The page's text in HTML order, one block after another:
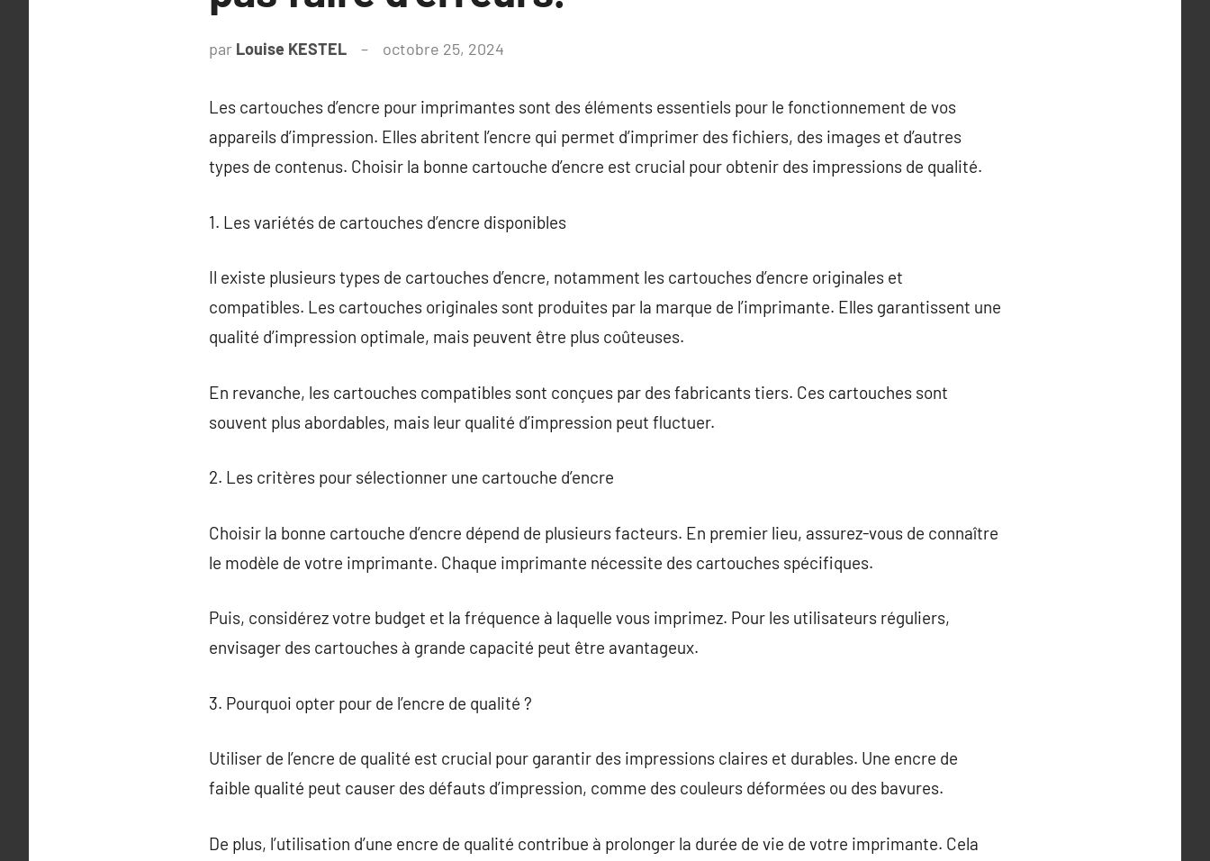
par Louise KESTEL octobre 25, 2024
Les cartouches d’encre pour imprimantes sont des éléments essentiels pour le fonctionnement de vos
appareils d’impression. Elles abritent l’encre qui permet d’imprimer des fichiers, des images et d’autres
types de contenus. Choisir la bonne cartouche d’encre est crucial pour obtenir des impressions de qualité.
1. Les variétés de cartouches d’encre disponibles
Il existe plusieurs types de cartouches d’encre, notamment les cartouches d’encre originales et
compatibles. Les cartouches originales sont produites par la marque de l’imprimante. Elles garantissent une
qualité d’impression optimale, mais peuvent être plus coûteuses.
En revanche, les cartouches compatibles sont conçues par des fabricants tiers. Ces cartouches sont
souvent plus abordables, mais leur qualité d’impression peut fluctuer.
2. Les critères pour sélectionner une cartouche d’encre
Choisir la bonne cartouche d’encre dépend de plusieurs facteurs. En premier lieu, assurez-vous de connaître
le modèle de votre imprimante. Chaque imprimante nécessite des cartouches spécifiques.
Puis, considérez votre budget et la fréquence à laquelle vous imprimez. Pour les utilisateurs réguliers,
envisager des cartouches à grande capacité peut être avantageux.
3. Pourquoi opter pour de l’encre de qualité ?
Utiliser de l’encre de qualité est crucial pour garantir des impressions claires et durables. Une encre de
faible qualité peut causer des défauts d’impression, comme des couleurs déformées ou des bavures.
De plus, l’utilisation d’une encre de qualité contribue à prolonger la durée de vie de votre imprimante. Cela